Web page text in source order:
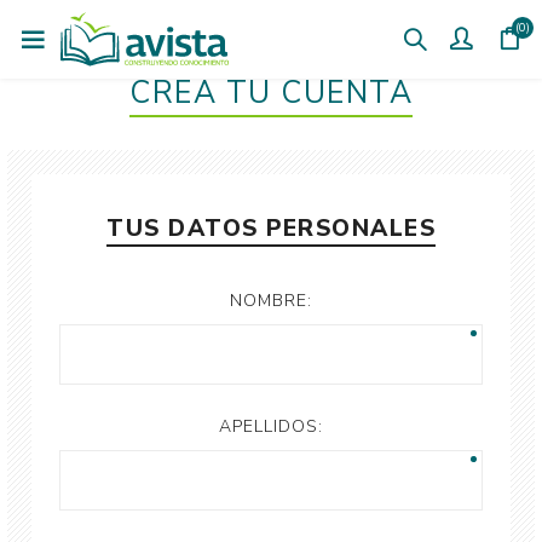
(0)
CREÁ TU CUENTA
TUS DATOS PERSONALES
NOMBRE:
APELLIDOS: